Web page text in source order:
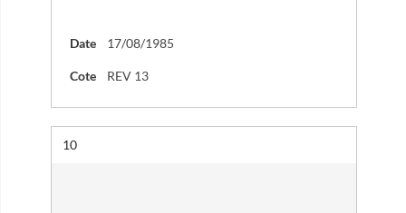
Date 17/08/1985
Cote REV 13
Résultat n°
10